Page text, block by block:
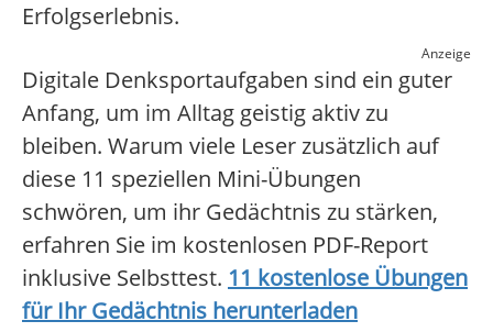
Erfolgserlebnis.
Anzeige
Digitale Denksportaufgaben sind ein guter
Anfang, um im Alltag geistig aktiv zu
bleiben. Warum viele Leser zusätzlich auf
diese 11 speziellen Mini-Übungen
schwören, um ihr Gedächtnis zu stärken,
erfahren Sie im kostenlosen PDF-Report
inklusive Selbsttest. 11 kostenlose Übungen
für Ihr Gedächtnis herunterladen